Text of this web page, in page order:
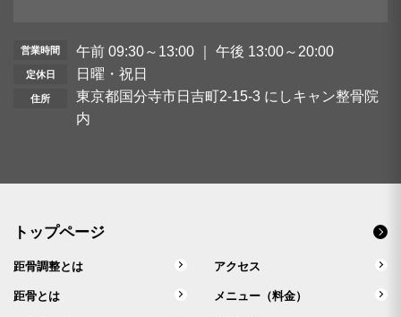
営業時間 午前 09:30～13:00 ｜ 午後 13:00～20:00
定休日 日曜・祝日
住所
東京都国分寺市日吉町2-15-3 にしキャン整骨院
内
トップページ
距骨調整とは アクセス
距骨とは メニュー（料金）